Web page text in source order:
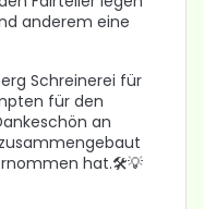
anderem eine
Schreinerei für
für den
an
hat.🛠💡